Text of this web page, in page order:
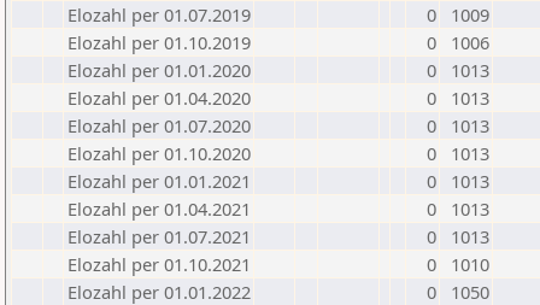
Elozahl per 01.07.2019
0
1009
Elozahl per 01.10.2019
0
1006
Elozahl per 01.01.2020
0
1013
Elozahl per 01.04.2020
0
1013
Elozahl per 01.07.2020
0
1013
Elozahl per 01.10.2020
0
1013
Elozahl per 01.01.2021
0
1013
Elozahl per 01.04.2021
0
1013
Elozahl per 01.07.2021
0
1013
Elozahl per 01.10.2021
0
1010
Elozahl per 01.01.2022
0
1050